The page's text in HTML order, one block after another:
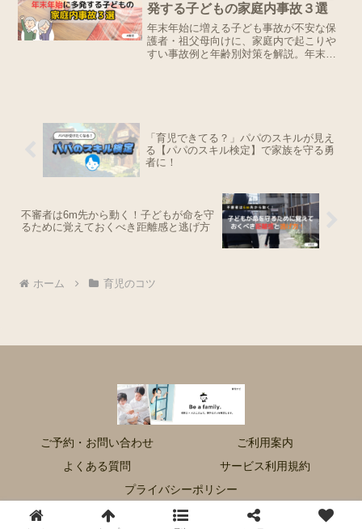
発する子どもの家庭内事故３選
年末年始に増える子ども事故が不安な保
護者・祖父母向けに、家庭内で起こりや
すい事故例と年齢別対策を解説。年末年
「育児できてる？」パパのスキルが見え
る【パパのスキル検定】で家族を守る勇
者に！
不審者は6m先から動く！子どもが命を守
るために覚えておくべき距離感と逃げ方
ホーム 育児のコツ
ご予約・お問い合わせ
ご利用案内
よくある質問
サービス利用規約
プライバシーポリシー
© 2020 育児ナビ.